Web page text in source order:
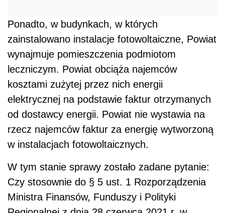
Ponadto, w budynkach, w których
zainstalowano instalacje fotowoltaiczne, Powiat
wynajmuje pomieszczenia podmiotom
leczniczym. Powiat obciąża najemców
kosztami zużytej przez nich energii
elektrycznej na podstawie faktur otrzymanych
od dostawcy energii. Powiat nie wystawia na
rzecz najemców faktur za energię wytworzoną
w instalacjach fotowoltaicznych.
W tym stanie sprawy zostało zadane pytanie:
Czy stosownie do § 5 ust. 1 Rozporządzenia
Ministra Finansów, Funduszy i Polityki